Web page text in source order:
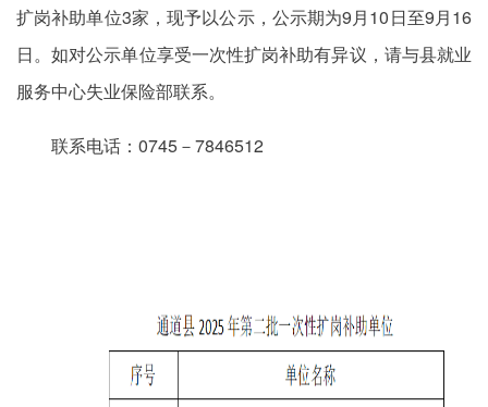
扩岗补助单位3家，现予以公示，公示期为9月10日至9月16
日。如对公示单位享受一次性扩岗补助有异议，请与县就业
服务中心失业保险部联系。
联系电话：0745－7846512